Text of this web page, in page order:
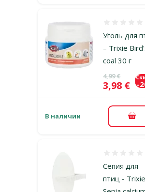
Уголь для
– Trixie
coal 30 г
Исходная
4,99 €
Цена
3,98 € -
В наличии В
Сепия для
птиц -